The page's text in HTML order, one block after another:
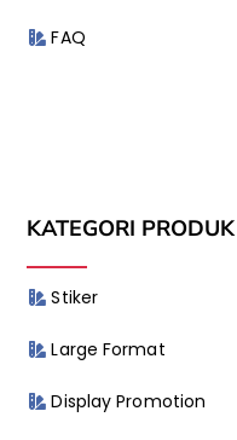
FAQ
KATEGORI PRODUK
Stiker
Large Format
Display Promotion